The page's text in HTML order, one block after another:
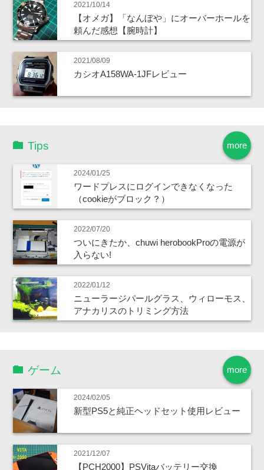
2021/10/14
【オメガ】「なんぼや」にオーバーホールを
頼んだ感想【腕時計】
2021/08/09
カシオA158WA-1JFレビュー
more
Tips
2024/01/25
ワードプレスにログインできなくなった
（cookieがブロック？）
2022/07/20
ついにきたか、chuwi herobookProの電源が
入らない!
2022/01/12
ニューラージパールグラス、ウィローモス、
アナカリスのトリミング方法
more
ゲーム
2024/02/05
新型PS5と純正ヘッドセット使用レビュー
2021/12/07
【PCH2000】PSVitaバッテリー交換